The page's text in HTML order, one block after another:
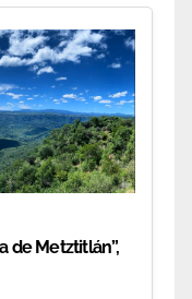
de Metztitlán”,